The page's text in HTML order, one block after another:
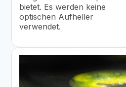
bietet. Es werden keine
optischen Aufheller
verwendet.